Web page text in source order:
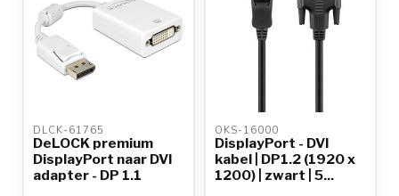
DLCK-61765
DeLOCK premium
DisplayPort naar DVI
adapter - DP 1.1
OKS-16000
DisplayPort - DVI
kabel | DP1.2 (1920 x
1200) | zwart | 5...